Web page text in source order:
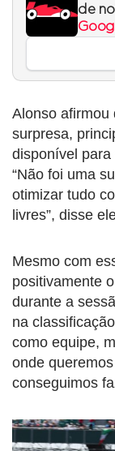
de
Alonso afirmou
surpresa,
disponível
“Não foi uma
otimizar tudo
livres”, disse
Mesmo com
positivamente
durante a
na
como equipe,
onde
conseguimos